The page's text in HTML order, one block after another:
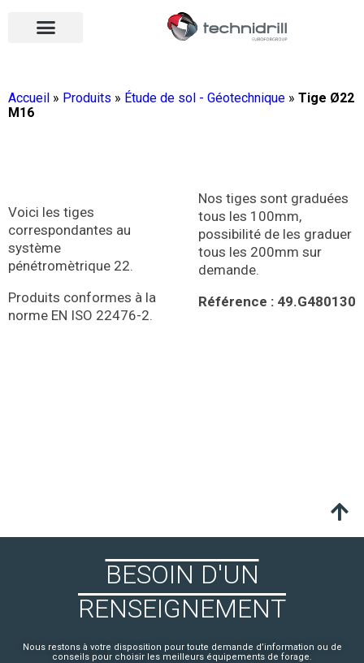
Accueil » Produits » Étude de sol - Géotechnique » Tige Ø22
M16
Voici les tiges
correspondantes au
système
pénétromètrique 22.
Produits conformes à la
norme EN ISO 22476-2.
Nos tiges sont graduées
tous les 100mm,
possibilité de les graduer
tous les 200mm sur
demande.
Référence : 49.G480130
BESOIN D'UN
RENSEIGNEMENT
Nous restons à votre disposition pour toute demande d’information ou de
conseils pour choisir les meilleurs équipements de forage.